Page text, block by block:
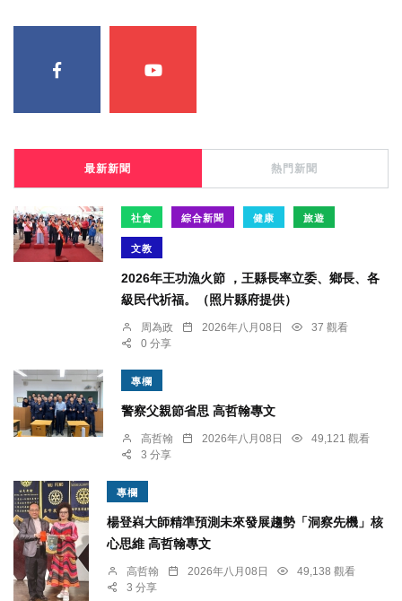
最新新聞 熱門新聞
社會 綜合新聞 健康 旅遊
文教
2026年王功漁火節 ，王縣長率立委、鄉長、各
級民代祈福。（照片縣府提供）
周為政 2026年八月08日
37 觀看
0 分享
專欄
警察父親節省思 高哲翰專文
高哲翰 2026年八月08日
49,121 觀看
3 分享
專欄
楊登嵙大師精準預測未來發展趨勢「洞察先機」核
心思維 高哲翰專文
高哲翰 2026年八月08日
49,138 觀看
3 分享